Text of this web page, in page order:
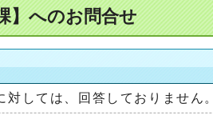
】へのお問合せ
しては、回答しておりません。